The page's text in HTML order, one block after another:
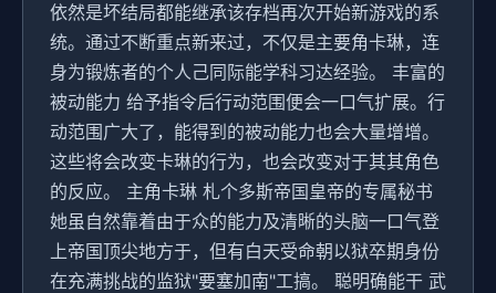
依然是坏结局都能继承该存档再次开始新游戏的系
统。通过不断重点新来过，不仅是主要角卡琳，连
身为锻炼者的个人己同际能学科习达经验。 丰富的
被动能力 给予指令后行动范围便会一口气扩展。行
动范围广大了，能得到的被动能力也会大量增增。
这些将会改变卡琳的行为，也会改变对于其其角色
的反应。 主角卡琳 札个多斯帝国皇帝的专属秘书
她虽自然靠着由于众的能力及清晰的头脑一口气登
上帝国顶尖地方于，但有白天受命朝以狱卒期身份
在充满挑战的监狱"要塞加南"工搞。 聪明确能干 武